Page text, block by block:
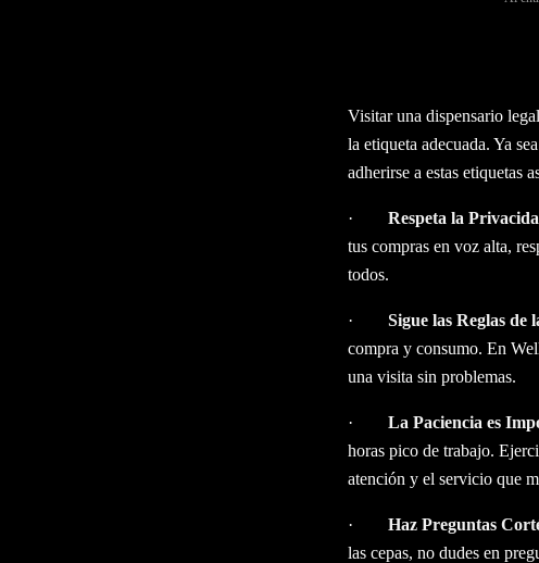
VISITAR NUESTRA
Visitar una dispensario
la etiqueta adecuada. Ya
adherirse a estas etiquetas
· Respeta la
tus compras en voz alta,
todos.
· Sigue las Reglas de
compra y consumo. En
una visita sin problemas.
· La Paciencia es
horas pico de trabajo.
atención y el servicio que
· Haz Preguntas
las cepas, no dudes en